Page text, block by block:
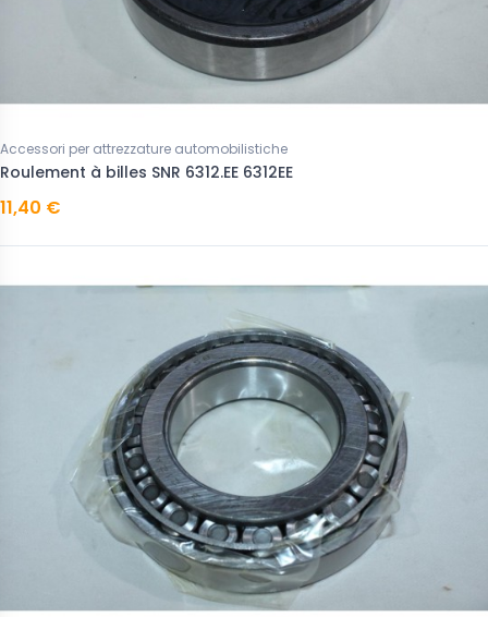
Accessori per attrezzature automobilistiche
Roulement à billes SNR 6312.EE 6312EE
11,40 €